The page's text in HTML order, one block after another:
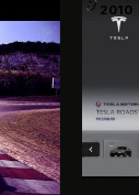
2010